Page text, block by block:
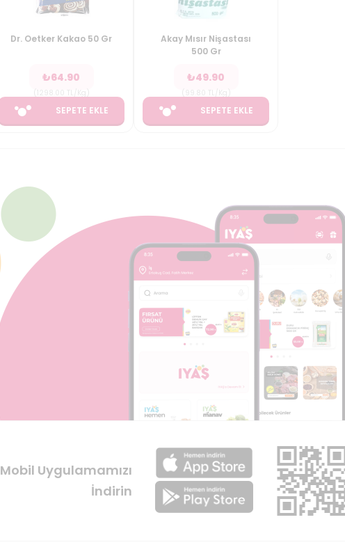
Dr. Oetker Kakao 50 Gr
₺64.90
SEPETE EKLE
Akay Mısır Nişastası
500 Gr
₺49.90
SEPETE EKLE
Mobil Uygulamamızı
İndirin